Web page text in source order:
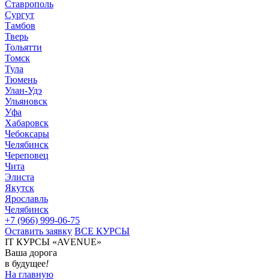
Ставрополь
Сургут
Тамбов
Тверь
Тольятти
Томск
Тула
Тюмень
Улан-Удэ
Ульяновск
Уфа
Хабаровск
Чебоксары
Челябинск
Череповец
Чита
Элиста
Якутск
Ярославль
Челябинск
+7 (966) 999-06-75
Оставить заявку ВСЕ КУРСЫ
IT КУРСЫ «AVENUE»
Ваша дорога
в будущее!
На главную